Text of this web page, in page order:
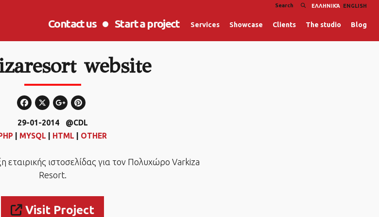
ΕΛΛΗΝΙΚΆ ENGLISH
Contact us Start a project Services Showcase Clients The studio Blog
website
29-01-2014
@CDL
MYSQL HTML OTHER
εταιρικής ιστοσελίδας για τον Πολυχώρο Varkiza
Resort.
Visit Project